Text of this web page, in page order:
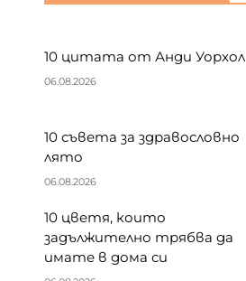
10 цитата от Анди Уорхол
06.08.2026
10 съвета за здравословно
лято
06.08.2026
10 цветя, които
задължително трябва да
имате в дома си